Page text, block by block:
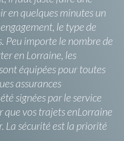
en quelques minutes un
le type de
Peu importe le nombre de
en Lorraine, les
équipées pour toutes
assurances
signées par le service
vos trajets enLorraine
La sécurité est la priorité